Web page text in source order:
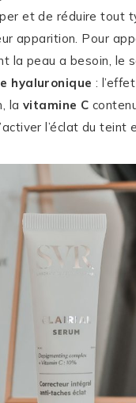
et de réduire tout
apparition. Pour
la peau a besoin, le
hyaluronique :
la vitamine C
l’éclat du teint